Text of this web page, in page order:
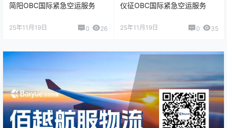
简阳OBC国际紧急空运服务
25年11月19日 0 26
仪征OBC国际紧急空运服务
25年11月19日 0 35